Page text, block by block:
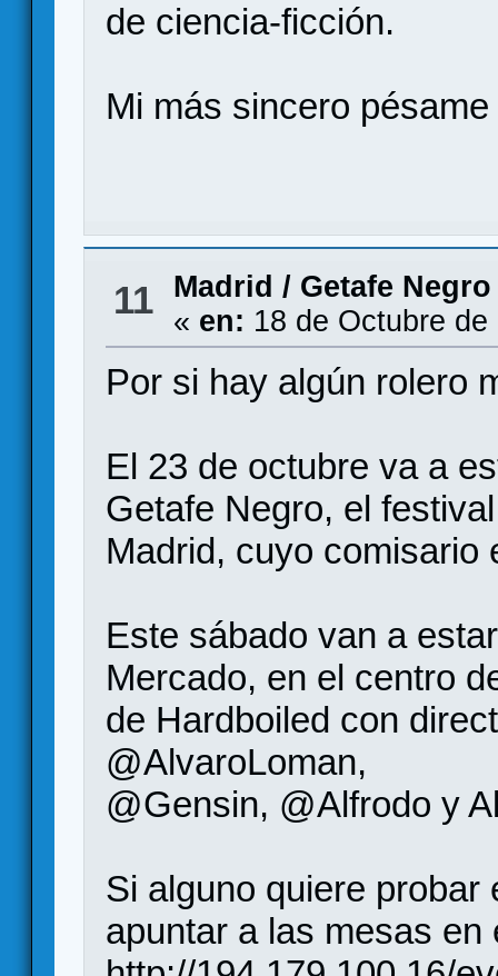
de ciencia-ficción.
Mi más sincero
11 Madrid / Getafe
« en: 18 de Octubre
Por si hay algún rolero
El 23 de octubre va a
Getafe Negro, el
Madrid, cuyo comisario
Este sábado van a
Mercado, en el centro
de Hardboiled con
@AlvaroLoman,
@Gensin, @Alfrodo y
Si alguno quiere probar
apuntar a las mesas en